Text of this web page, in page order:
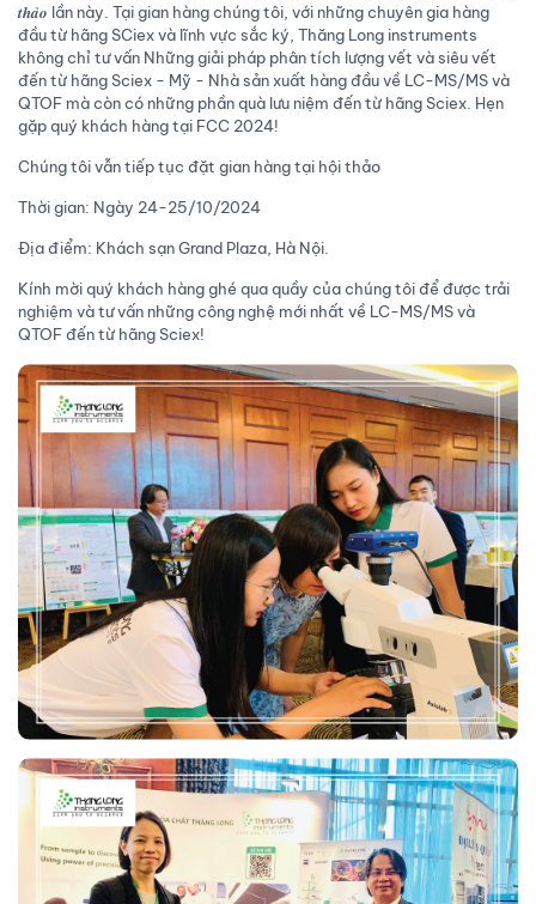
𝒕𝒉𝒂̉𝒐 lần này. Tại gian hàng chúng tôi, với những chuyên gia hàng
đầu từ hãng SCiex và lĩnh vực sắc ký, Thăng Long instruments
không chỉ tư vấn Những giải pháp phân tích lượng vết và siêu vết
đến từ hãng Sciex - Mỹ - Nhà sản xuất hàng đầu về LC-MS/MS và
QTOF mà còn có những phần quà lưu niệm đến từ hãng Sciex. Hẹn
gặp quý khách hàng tại FCC 2024!
Chúng tôi vẫn tiếp tục đặt gian hàng tại hội thảo
Thời gian: Ngày 24-25/10/2024
Địa điểm: Khách sạn Grand Plaza, Hà Nội.
Kính mời quý khách hàng ghé qua quầy của chúng tôi để được trải
nghiệm và tư vấn những công nghệ mới nhất về LC-MS/MS và
QTOF đến từ hãng Sciex!